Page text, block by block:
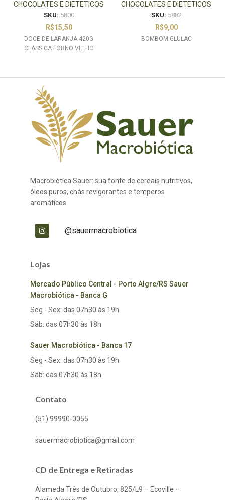
VELHO
CHOCOLATES E DIETETICOS
SKU: 5800
R$15,50
DOCE DE LARANJA 420G
CLASSICA FORNO VELHO
CHOCOLATES E DIETETICOS
SKU: 5882
R$9,00
BOMBOM GLULAC
Macrobiótica Sauer: sua fonte de cereais nutritivos,
óleos puros, chás revigorantes e temperos
aromáticos.
@sauermacrobiotica
Lojas
Mercado Público Central - Porto Algre/RS Sauer
Macrobiótica - Banca G
Seg - Sex: das 07h30 às 19h
Sáb: das 07h30 às 18h
Sauer Macrobiótica - Banca 17
Seg - Sex: das 07h30 às 19h
Sáb: das 07h30 às 18h
Contato
(51) 99990-0055
sauermacrobiotica@gmail.com
CD de Entrega e Retiradas
Alameda Três de Outubro, 825/L9 – Ecoville –